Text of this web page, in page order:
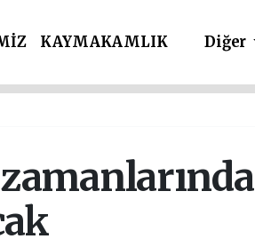
KAYMAKAMLIK
Diğer